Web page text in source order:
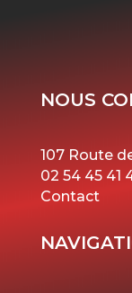
NOUS
107 Route
02 54 45 41
Contact